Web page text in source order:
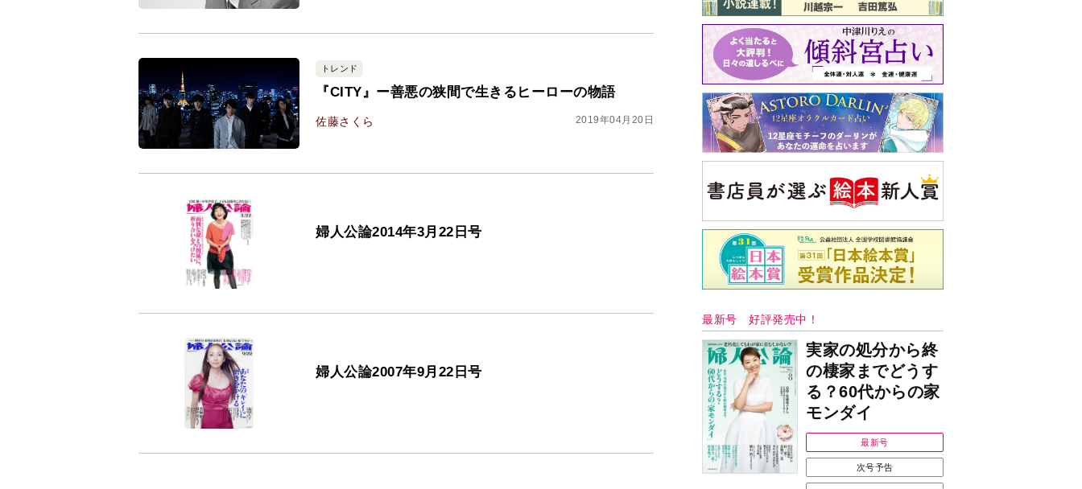
トレンド
『CITY』ー善悪の狭間で生きるヒーローの物語
佐藤さくら 2019年04月20日
婦人公論2014年3月22日号
婦人公論2007年9月22日号
最新号 好評発売中！
実家の処分から終
の棲家までどうす
る？60代からの家
モンダイ
最新号
次号予告